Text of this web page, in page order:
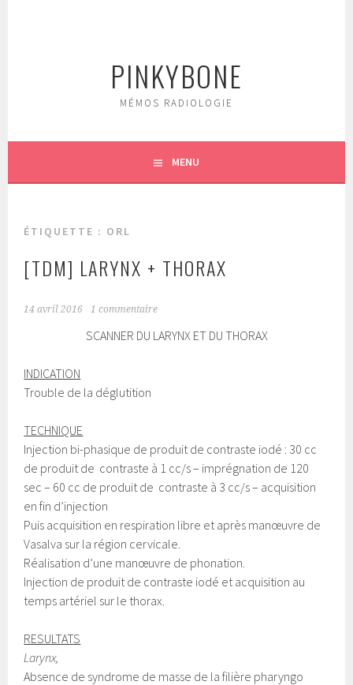
PINKYBONE
MÉMOS RADIOLOGIE
MENU
ÉTIQUETTE : ORL
[TDM] LARYNX + THORAX
14 avril 2016 1 commentaire
SCANNER DU LARYNX ET DU THORAX
INDICATION
Trouble de la déglutition
TECHNIQUE
Injection bi-phasique de produit de contraste iodé : 30 cc
de produit de contraste à 1 cc/s – imprégnation de 120
sec – 60 cc de produit de contraste à 3 cc/s – acquisition
en fin d’injection
Puis acquisition en respiration libre et après manœuvre de
Vasalva sur la région cervicale.
Réalisation d’une manœuvre de phonation.
Injection de produit de contraste iodé et acquisition au
temps artériel sur le thorax.
RESULTATS
Larynx,
Absence de syndrome de masse de la filière pharyngo